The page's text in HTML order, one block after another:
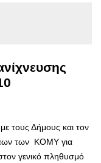
τους Δήμους και τον
των ΚΟΜΥ για
γενικό πληθυσμό